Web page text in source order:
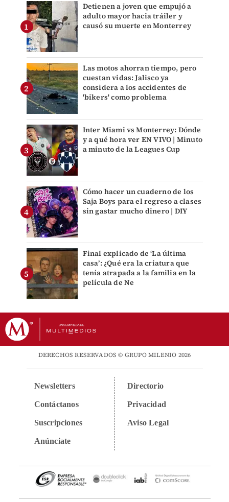
Detienen a joven que empujó a
adulto mayor hacia tráiler y
causó su muerte en Monterrey
Las motos ahorran tiempo, pero
cuestan vidas: Jalisco ya
considera a los accidentes de
'bikers' como problema
Inter Miami vs Monterrey: Dónde
y a qué hora ver EN VIVO | Minuto
a minuto de la Leagues Cup
Cómo hacer un cuaderno de los
Saja Boys para el regreso a clases
sin gastar mucho dinero | DIY
Final explicado de ‘La última
casa’: ¿Qué era la criatura que
tenía atrapada a la familia en la
película de Ne
DERECHOS RESERVADOS © GRUPO MILENIO 2026
Newsletters
Contáctanos
Suscripciones
Anúnciate
Directorio
Privacidad
Aviso Legal